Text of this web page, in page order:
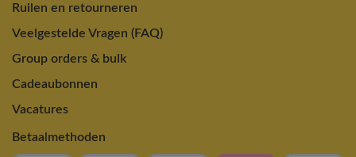
Ruilen en retourneren
Veelgestelde Vragen (FAQ)
Group orders & bulk
Cadeaubonnen
Vacatures
Betaalmethoden